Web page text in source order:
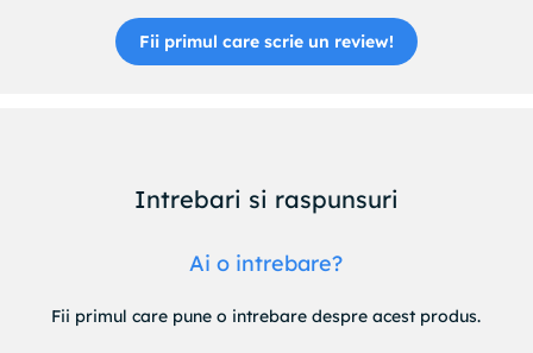
Fii primul care scrie un review!
Intrebari si raspunsuri
Ai o intrebare?
Fii primul care pune o intrebare despre acest produs.